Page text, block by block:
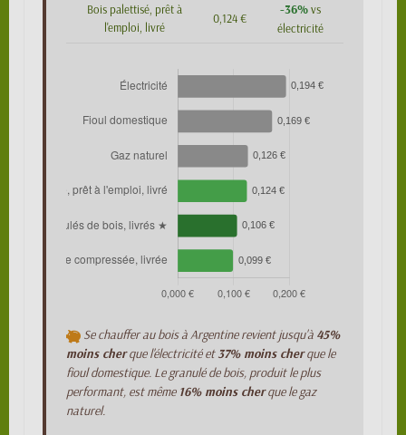
Bois palettisé, prêt à
l'emploi, livré
0,124 €
-36%vs
électricité
Se chauffer au bois à Argentine revient jusqu'à 45%
moins cherque l'électricité et37% moins cherque le
fioul domestique. Le granulé de bois, produit le plus
performant, est même 16% moins cherque le gaz
naturel.